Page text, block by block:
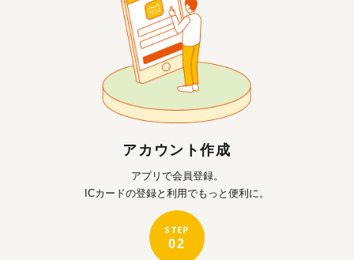
アカウント作成
アプリで会員登録。
ICカードの登録と利用でもっと便利に。
STEP
02